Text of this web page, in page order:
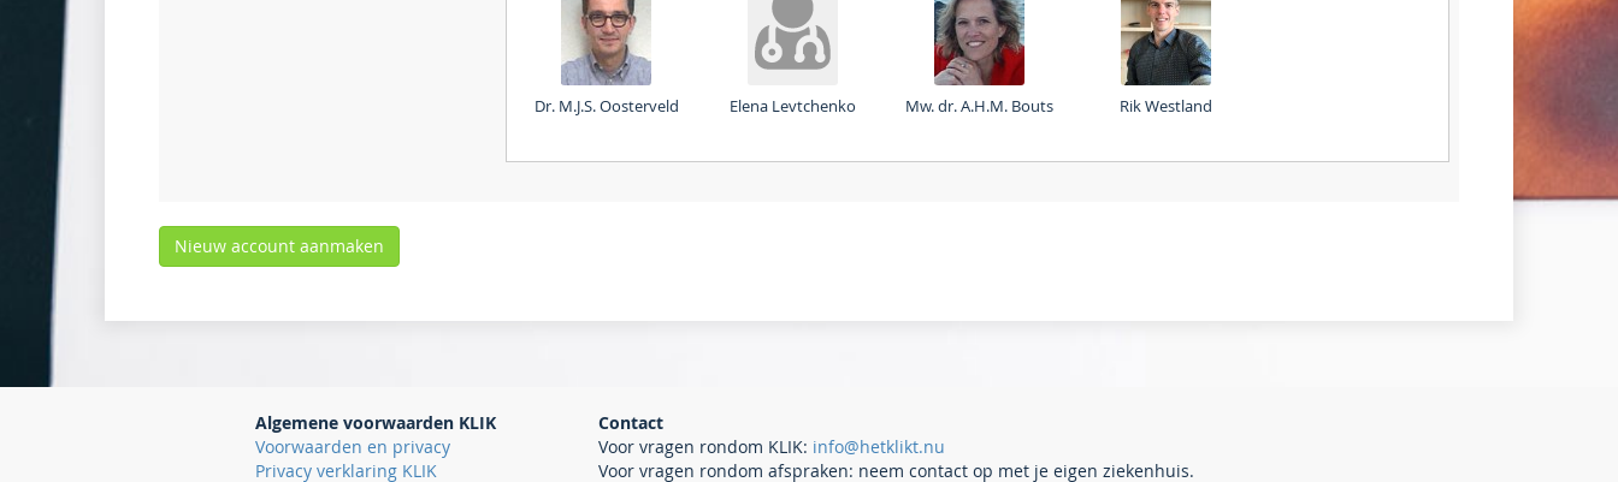
Dr. M.J.S. Oosterveld Elena Levtchenko Mw. dr. A.H.M. Bouts Rik Westland
Algemene voorwaarden KLIK
Voorwaarden en privacy
Privacy verklaring KLIK
Contact
Voor vragen rondom KLIK: info@hetklikt.nu
Voor vragen rondom afspraken: neem contact op met je eigen ziekenhuis.